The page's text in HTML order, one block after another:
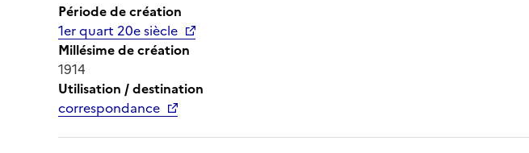
Période de création
1er quart 20e siècle
Millésime de création
1914
Utilisation / destination
correspondance